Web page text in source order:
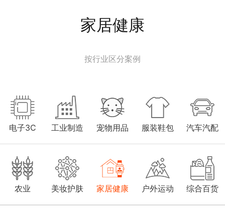
家居健康
按行业区分案例
电子3C 工业制造 宠物用品 服装鞋包 汽车汽配
农业 美妆护肤 家居健康 户外运动 综合百货